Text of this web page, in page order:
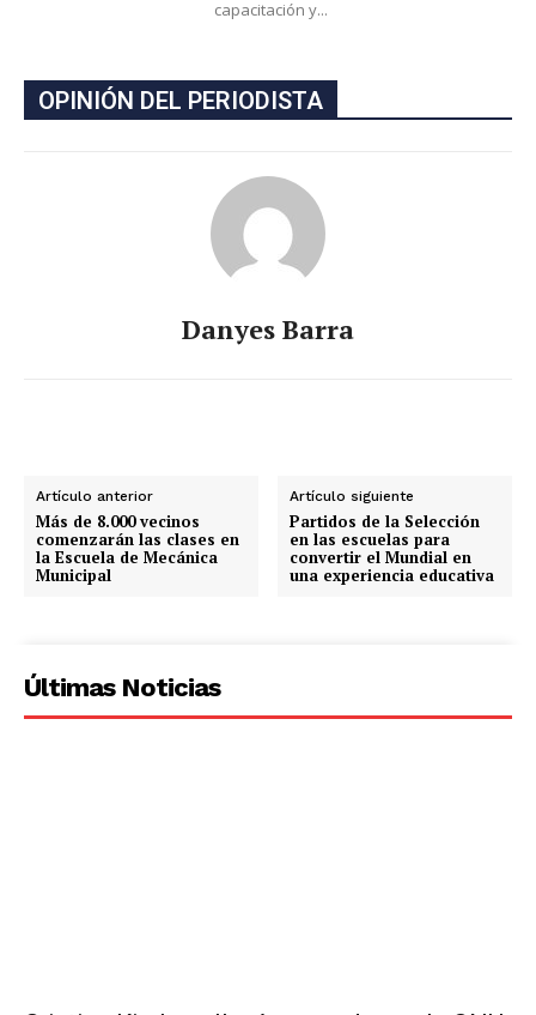
capacitación y...
OPINIÓN DEL PERIODISTA
Danyes Barra
Artículo anterior
Más de 8.000 vecinos
comenzarán las clases en
la Escuela de Mecánica
Municipal
Artículo siguiente
Partidos de la Selección
en las escuelas para
convertir el Mundial en
una experiencia educativa
Últimas Noticias